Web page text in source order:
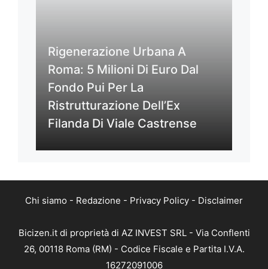
Rigenerazione Urbana A
Roma: 5 Milioni Di Euro Dal
Fondo Pui Per La
Ristrutturazione Dell’Ex
Filanda Di Viale Castrense
Chi siamo - Redazione - Privacy Policy - Disclaimer
Bicizen.it di proprietà di AZ INVEST SRL - Via Conflenti
26, 00118 Roma (RM) - Codice Fiscale e Partita I.V.A.
16272091006